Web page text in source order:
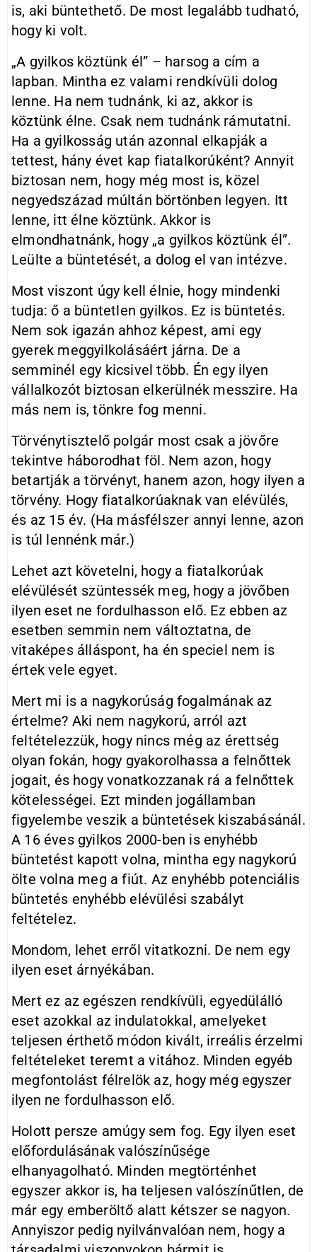
is, aki büntethető. De most legalább tudható,
hogy ki volt.
„A gyilkos köztünk él” – harsog a cím a
lapban. Mintha ez valami rendkívüli dolog
lenne. Ha nem tudnánk, ki az, akkor is
köztünk élne. Csak nem tudnánk rámutatni.
Ha a gyilkosság után azonnal elkapják a
tettest, hány évet kap fiatalkorúként? Annyit
biztosan nem, hogy még most is, közel
negyedszázad múltán börtönben legyen. Itt
lenne, itt élne köztünk. Akkor is
elmondhatnánk, hogy „a gyilkos köztünk él”.
Leülte a büntetését, a dolog el van intézve.
Most viszont úgy kell élnie, hogy mindenki
tudja: ő a büntetlen gyilkos. Ez is büntetés.
Nem sok igazán ahhoz képest, ami egy
gyerek meggyilkolásáért járna. De a
semminél egy kicsivel több. Én egy ilyen
vállalkozót biztosan elkerülnék messzire. Ha
más nem is, tönkre fog menni.
Törvénytisztelő polgár most csak a jövőre
tekintve háborodhat föl. Nem azon, hogy
betartják a törvényt, hanem azon, hogy ilyen a
törvény. Hogy fiatalkorúaknak van elévülés,
és az 15 év. (Ha másfélszer annyi lenne, azon
is túl lennénk már.)
Lehet azt követelni, hogy a fiatalkorúak
elévülését szüntessék meg, hogy a jövőben
ilyen eset ne fordulhasson elő. Ez ebben az
esetben semmin nem változtatna, de
vitaképes álláspont, ha én speciel nem is
értek vele egyet.
Mert mi is a nagykorúság fogalmának az
értelme? Aki nem nagykorú, arról azt
feltételezzük, hogy nincs még az érettség
olyan fokán, hogy gyakorolhassa a felnőttek
jogait, és hogy vonatkozzanak rá a felnőttek
kötelességei. Ezt minden jogállamban
figyelembe veszik a büntetések kiszabásánál.
A 16 éves gyilkos 2000-ben is enyhébb
büntetést kapott volna, mintha egy nagykorú
ölte volna meg a fiút. Az enyhébb potenciális
büntetés enyhébb elévülési szabályt
feltételez.
Mondom, lehet erről vitatkozni. De nem egy
ilyen eset árnyékában.
Mert ez az egészen rendkívüli, egyedülálló
eset azokkal az indulatokkal, amelyeket
teljesen érthető módon kivált, irreális érzelmi
feltételeket teremt a vitához. Minden egyéb
megfontolást félrelök az, hogy még egyszer
ilyen ne fordulhasson elő.
Holott persze amúgy sem fog. Egy ilyen eset
előfordulásának valószínűsége
elhanyagolható. Minden megtörténhet
egyszer akkor is, ha teljesen valószínűtlen, de
már egy emberöltő alatt kétszer se nagyon.
Annyiszor pedig nyilvánvalóan nem, hogy a